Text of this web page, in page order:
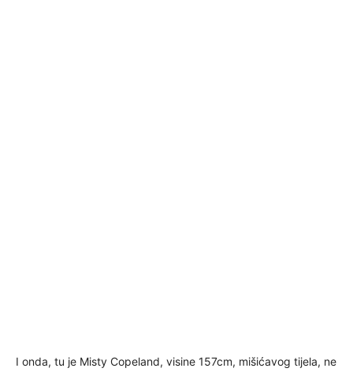
I onda, tu je Misty Copeland, visine 157cm, mišićavog tijela, ne